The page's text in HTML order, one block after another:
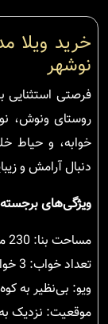
خرید ویلا
نوشهر
فرصتی
خوابه، و حیاط
دنبال آرامش و
ویژگی‌های برجسته
مساحت بنا: 230 متر مربع دوبلکس
تعداد خواب: 3 خواب مستر
ویو: بی‌نظیر به
موقعیت: نزدیک